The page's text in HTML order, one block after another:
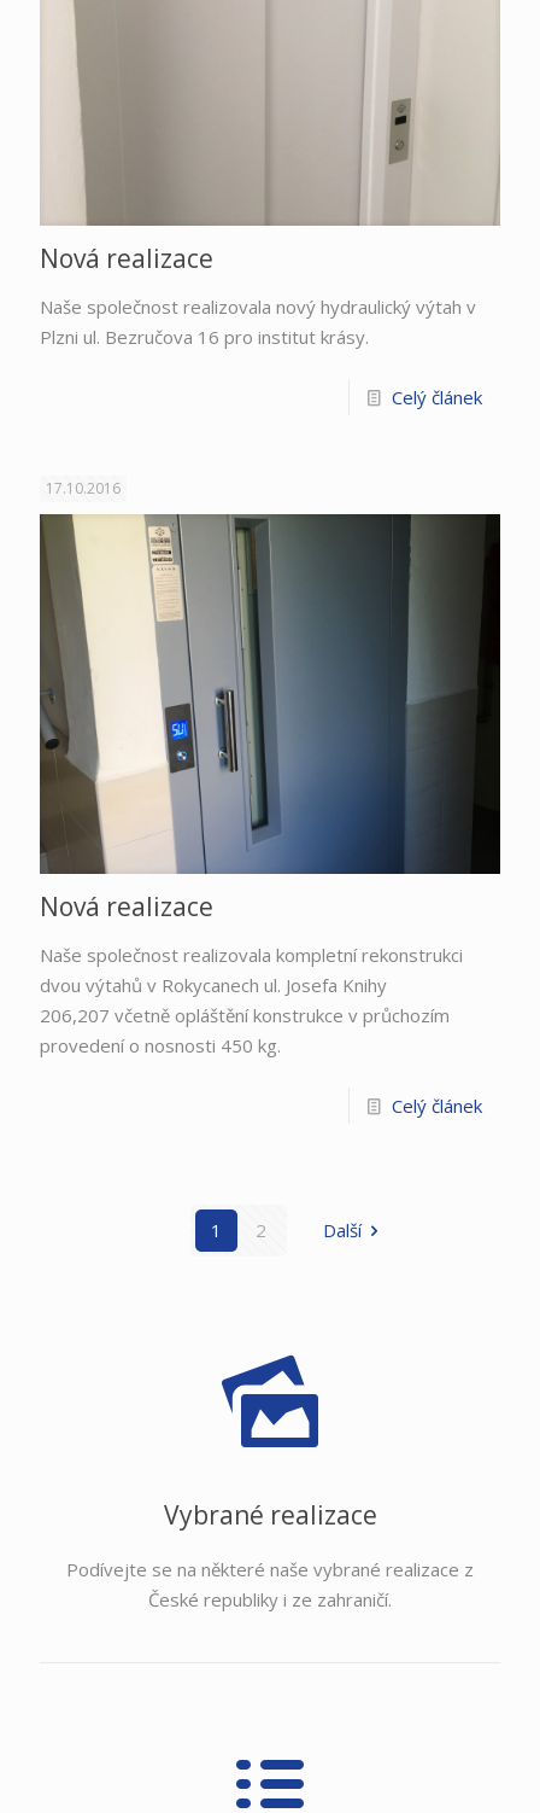
Nová realizace
Naše společnost realizovala nový hydraulický výtah v
Plzni ul. Bezručova 16 pro institut krásy.
Celý článek
17.10.2016
Nová realizace
Naše společnost realizovala kompletní rekonstrukci
dvou výtahů v Rokycanech ul. Josefa Knihy
206,207 včetně opláštění konstrukce v průchozím
provedení o nosnosti 450 kg.
Celý článek
1 2 Další
Vybrané realizace
Podívejte se na některé naše vybrané realizace z
České republiky i ze zahraničí.